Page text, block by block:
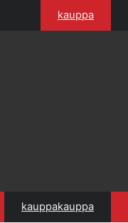
kauppa
kauppakauppa